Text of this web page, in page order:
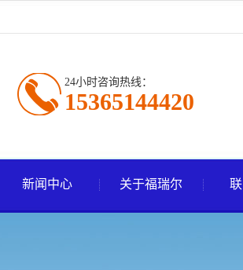
24小时咨询热线：
15365144420
新闻中心 关于福瑞尔